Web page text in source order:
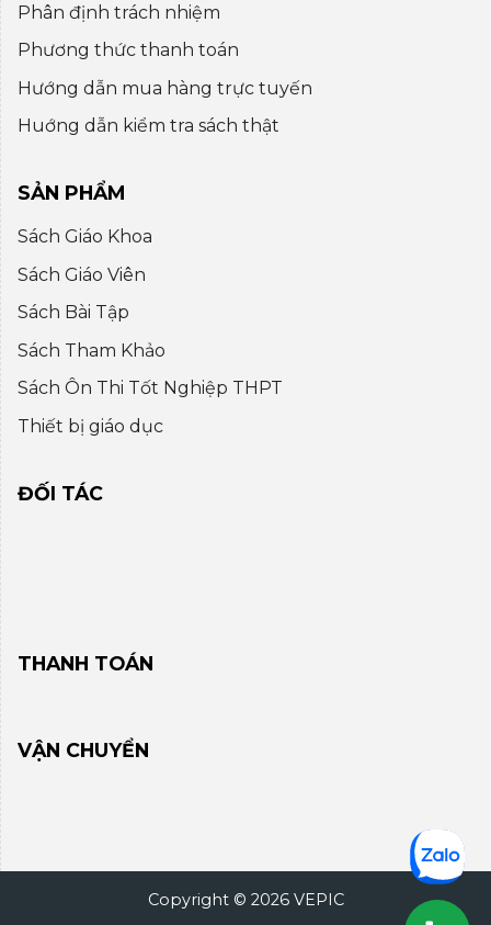
Phân định trách nhiệm
Phương thức thanh toán
Hướng dẫn mua hàng trực tuyến
Huớng dẫn kiểm tra sách thật
SẢN PHẨM
Sách Giáo Khoa
Sách Giáo Viên
Sách Bài Tập
Sách Tham Khảo
Sách Ôn Thi Tốt Nghiệp THPT
Thiết bị giáo dục
ĐỐI TÁC
THANH TOÁN
VẬN CHUYỂN
Copyright © 2026 VEPIC